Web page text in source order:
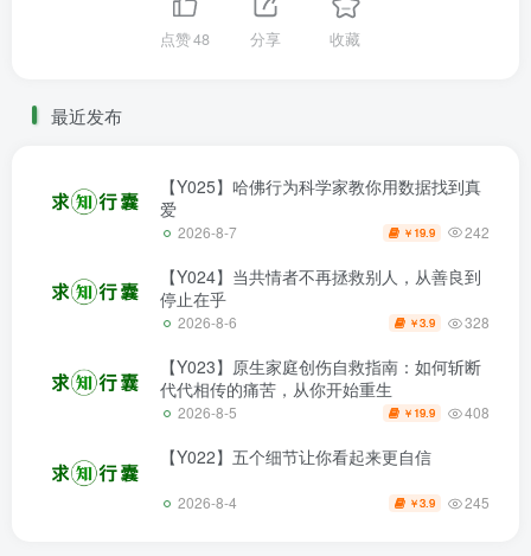
点赞48 分享 收藏
最近发布
【Y025】哈佛行为科学家教你用数据找到真
爱
2026-8-7 ￥ 19.9 242
【Y024】当共情者不再拯救别人，从善良到
停止在乎
2026-8-6 ￥3.9 328
【Y023】原生家庭创伤自救指南：如何斩断
代代相传的痛苦，从你开始重生
2026-8-5 ￥ 19.9 408
【Y022】五个细节让你看起来更自信
2026-8-4 ￥3.9 245